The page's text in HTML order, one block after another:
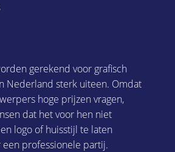
gerekend voor grafisch
Nederland sterk uiteen. Omdat
hoge prijzen vragen,
dat het voor hen niet
logo of huisstijl te laten
professionele partij.